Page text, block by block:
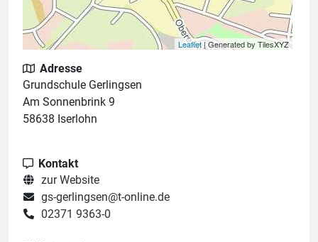
Leaflet| Generated by TilesXYZ
Adresse
Grundschule Gerlingsen
Am Sonnenbrink 9
58638 Iserlohn
Kontakt
zur Website
gs-gerlingsen@t-online.de
02371 9363-0